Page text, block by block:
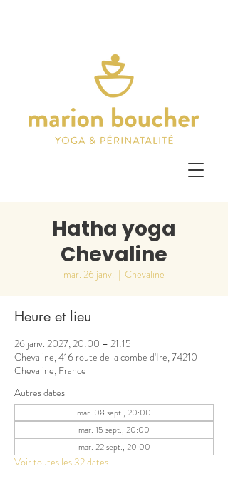
Hatha yoga
Chevaline
mar. 26 janv.
  |
Chevaline
Heure et lieu
26 janv. 2027, 20:00 – 21:15
Chevaline, 416 route de la combe d'Ire, 74210
Chevaline, France
Autres dates
mar. 08 sept., 20:00
mar. 15 sept., 20:00
mar. 22 sept., 20:00
Voir toutes les 32 dates